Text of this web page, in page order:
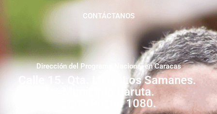
CONTÁCTANOS
Dirección del Programa Nacional en Caracas
Calle 15. Qta. Livia. Los Samanes.
Municipio Baruta.
Zona Postal 1080.